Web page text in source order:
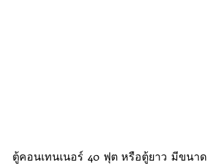
ตู้คอนเทนเนอร์ 40 ฟุต หรือตู้ยาว มีขนาด